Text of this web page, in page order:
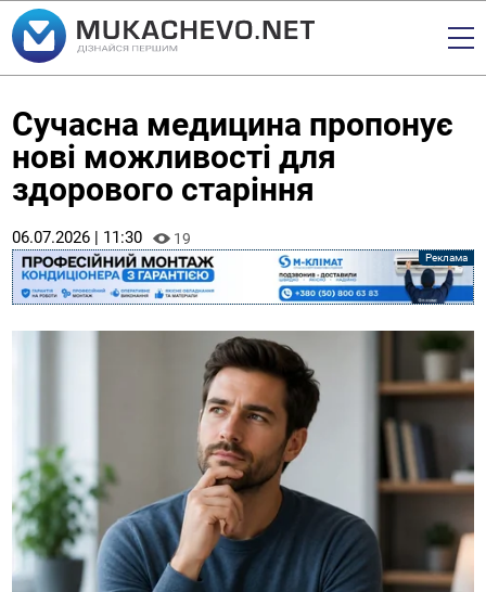
Сучасна медицина пропонує
нові можливості для
здорового старіння
06.07.2026 | 11:30 19